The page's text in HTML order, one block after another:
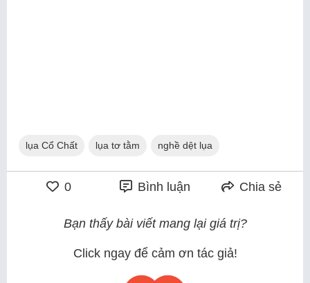
lụa Cổ Chất lụa tơ tằm nghề dệt lụa
0 Bình luận Chia sẻ
Bạn thấy bài viết mang lại giá trị?
Click ngay để cảm ơn tác giả!